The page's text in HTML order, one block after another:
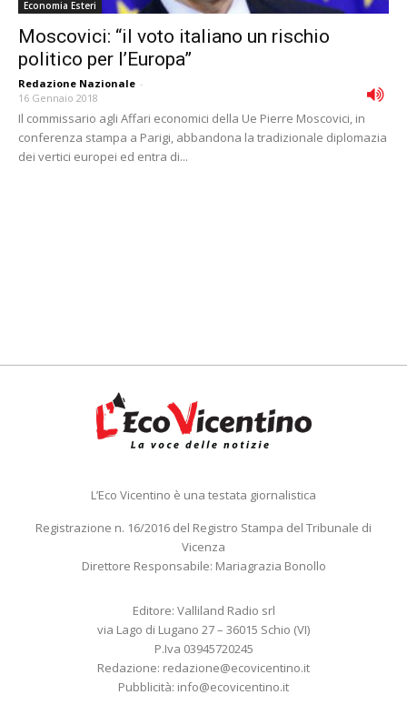
Economia Esteri
Moscovici: “il voto italiano un rischio
politico per l’Europa”
Redazione Nazionale -
16 Gennaio 2018
Il commissario agli Affari economici della Ue Pierre Moscovici, in
conferenza stampa a Parigi, abbandona la tradizionale diplomazia
dei vertici europei ed entra di...
L’Eco Vicentino è una testata giornalistica
Registrazione n. 16/2016 del Registro Stampa del Tribunale di
Vicenza
Direttore Responsabile: Mariagrazia Bonollo
Editore: Valliland Radio srl
via Lago di Lugano 27 – 36015 Schio (VI)
P.Iva 03945720245
Redazione: redazione@ecovicentino.it
Pubblicità: info@ecovicentino.it